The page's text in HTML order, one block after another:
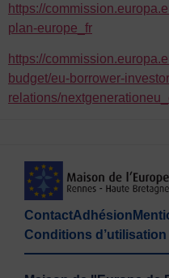
https://
plan-europe_fr
https://
budget/eu-borrower-
relations/
ContactAdhésion
Conditions d’utilisation